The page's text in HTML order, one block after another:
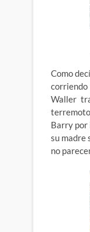
Como
corriendo
Waller
Barry por
su madre
no